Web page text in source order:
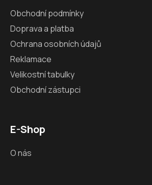
Obchodní podmínky
Doprava a platba
Ochrana osobních údajů
Reklamace
Velikostní tabulky
Obchodní zástupci
E-Shop
O nás